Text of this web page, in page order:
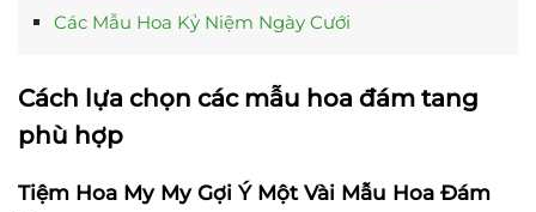
Các Mẫu Hoa Kỷ Niệm Ngày Cưới
Cách lựa chọn các mẫu hoa đám tang
phù hợp
Tiệm Hoa My My Gợi Ý Một Vài Mẫu Hoa Đám